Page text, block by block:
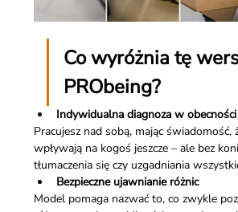
Co wyróżnia tę
PRObeing?
Indywidualna diagnoza w
Pracujesz nad sobą, mając świadomość,
wpływają na kogoś jeszcze – ale bez
tłumaczenia się czy uzgadniania
Bezpieczne ujawnianie różnic
Model pomaga nazwać to, co zwykle